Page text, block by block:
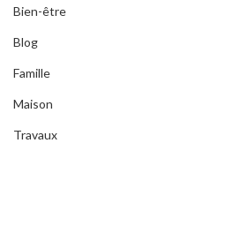
Bien-être
Blog
Famille
Maison
Travaux